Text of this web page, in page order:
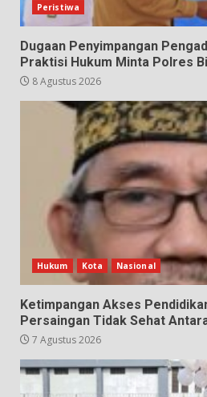
Peristiwa
Dugaan Penyimpangan
Praktisi Hukum Minta Polres
8 Agustus 2026
Hukum Kota Nasional
Ketimpangan Akses
Persaingan Tidak Sehat
7 Agustus 2026